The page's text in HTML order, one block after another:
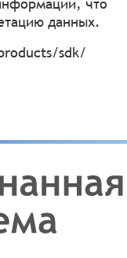
данных.
sdk/